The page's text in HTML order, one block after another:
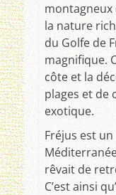
montagneux
la nature
du Golfe de
magnifique.
côte et la
plages et de
exotique.
Fréjus est
rêvait de
C’est ainsi